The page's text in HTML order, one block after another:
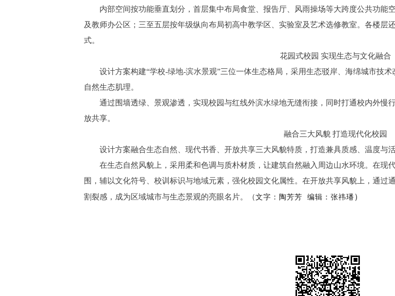
内部空间按功能垂直划分，首层集中布局食堂、报告厅、风雨操场等大跨度公共功能
及教师办公区；三至五层按年级纵向布局初高中教学区、实验室及艺术选修教室。各楼层
式。
花园式校园 实现生态与文化融合
设计方案构建“学校-绿地-滨水景观”三位一体生态格局，采用生态驳岸、海绵城市技术
自然生态肌理。
通过围墙透绿、景观渗透，实现校园与红线外滨水绿地无缝衔接，同时打通校内外慢
放共享。
融合三大风貌 打造现代化校园
设计方案融合生态自然、现代书香、开放共享三大风貌特质，打造兼具质感、温度与活
在生态自然风貌上，采用柔和色调与质朴材质，让建筑自然融入周边山水环境。在现
围，辅以文化符号、校训标识与地域元素，强化校园文化属性。在开放共享风貌上，通过
割裂感，成为区域城市与生态景观的亮眼名片。（文字：陶芳芳 编辑：张祎璠）